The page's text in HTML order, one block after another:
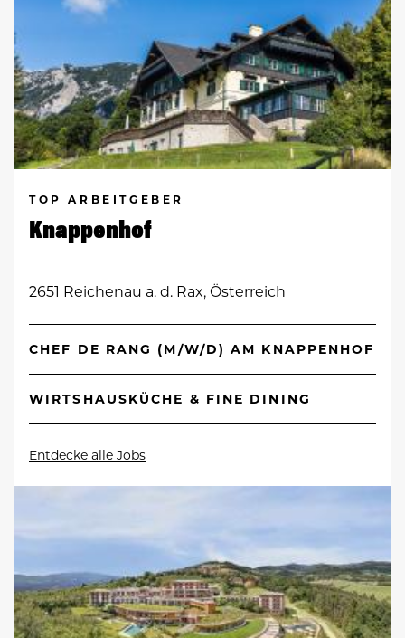
TOP ARBEITGEBER
Knappenhof
2651 Reichenau a. d. Rax, Österreich
CHEF DE RANG (M/W/D) AM KNAPPENHOF
WIRTSHAUSKÜCHE & FINE DINING
Entdecke alle Jobs